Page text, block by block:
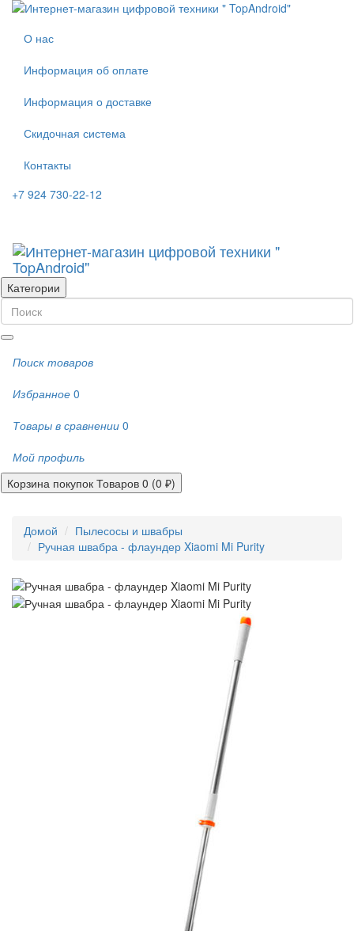
О нас
Информация об оплате
Информация о доставке
Скидочная система
Контакты
+7 924 730-22-12
Категории
Поиск товаров
Избранное 0
Товары в сравнении 0
Мой профиль
Корзина покупок Товаров 0 (0 ₽)
Домой
Пылесосы и швабры
Ручная швабра - флаундер Xiaomi Mi Purity